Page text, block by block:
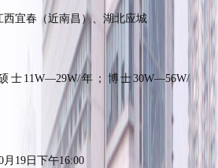
宜春（近南昌）、湖北应城
士 11W—29W/年 ；博士30W—56W/
月 19 日下午16:00